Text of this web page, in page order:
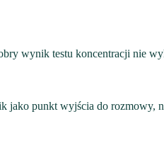
wynik testu koncentracji nie
jako punkt wyjścia do rozmowy,